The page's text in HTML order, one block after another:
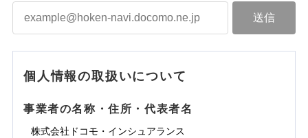
個人情報の取扱いについて
事業者の名称・住所・代表者名
株式会社ドコモ・インシュアランス